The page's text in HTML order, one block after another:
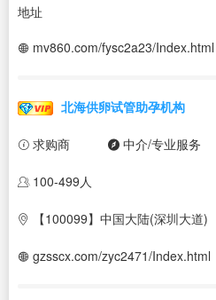
地址
mv860.com/fysc2a23/Index.html
北海供卵试管助孕机构
求购商 中介/专业服务
100-499人
【100099】中国大陆(深圳大道)
gzsscx.com/zyc2471/Index.html